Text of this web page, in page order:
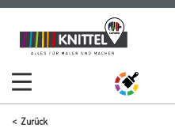
Zum
Inhalt
Zum
Navigationsmenü
Zurück